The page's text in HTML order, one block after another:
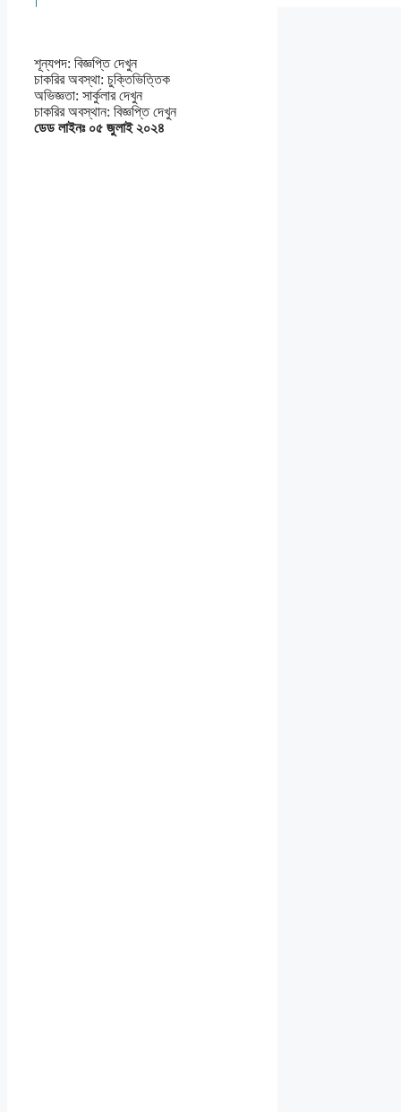
শূন্যপদ: বিজ্ঞপ্তি দেখুন
চাকরির অবস্থা: চুক্তিভিত্তিক
অভিজ্ঞতা: সার্কুলার দেখুন
চাকরির অবস্থান: বিজ্ঞপ্তি দেখুন
ডেড লাইনঃ ০৫ জুলাই ২০২৪